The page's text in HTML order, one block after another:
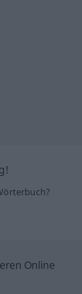
Online